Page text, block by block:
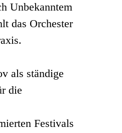
Unbekanntem
das Orchester
als ständige
die
Festivals